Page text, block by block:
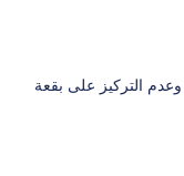
التركيز على بقعة